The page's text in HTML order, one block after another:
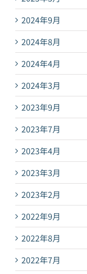
2024年9月
2024年8月
2024年4月
2024年3月
2023年9月
2023年7月
2023年4月
2023年3月
2023年2月
2022年9月
2022年8月
2022年7月